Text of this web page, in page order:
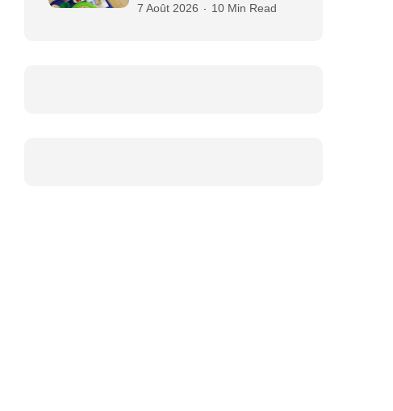
7 Août 2026 10 Min Read